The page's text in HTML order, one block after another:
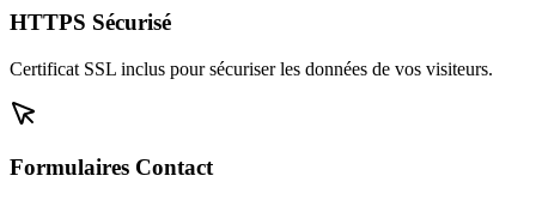
HTTPS Sécurisé
Certificat SSL inclus pour sécuriser les données de vos visiteurs.
Formulaires Contact